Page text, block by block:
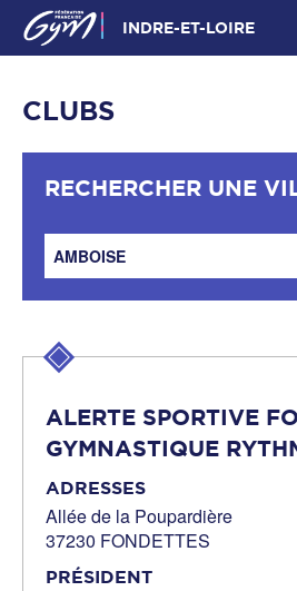
INDRE-ET-LOIRE
CLUBS
RECHERCHER UNE
AMBOISE
ALERTE SPORTIVE
GYMNASTIQUE
ADRESSES
Allée de la Poupardière
37230 FONDETTES
PRÉSIDENT